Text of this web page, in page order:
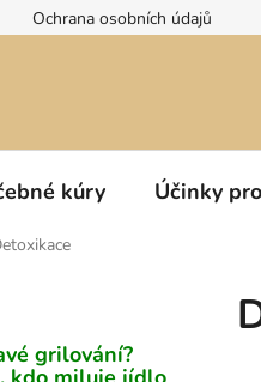
Ochrana osobních údajů
kúry Účinky
grilování?